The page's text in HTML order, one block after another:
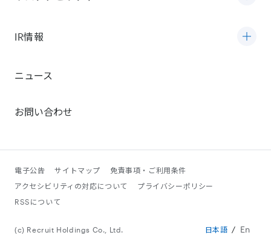
IR情報
ニュース
お問い合わせ
(c) Recruit Holdings Co., Ltd.
電子公告 サイトマップ
免責事項・ご利用条件
アクセシビリティの対応について
プライバシーポリシー
RSSについて
日本語 En